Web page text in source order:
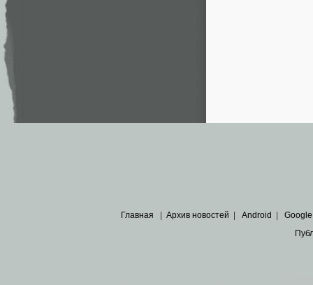
Главная Архив новостей Android Google